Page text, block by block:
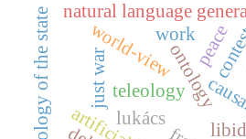
lukács
ontology
work
teleology
natural language
just war
world-view peace